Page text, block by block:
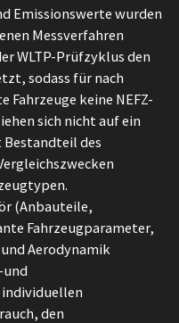
Emissionswerte wurden
Messverfahren
WLTP-Prüfzyklus den
sodass für nach
keine NEFZ-
sich nicht auf ein
Bestandteil des
(Anbauteile,
Fahrzeugparameter,
Aerodynamik
individuellen
den